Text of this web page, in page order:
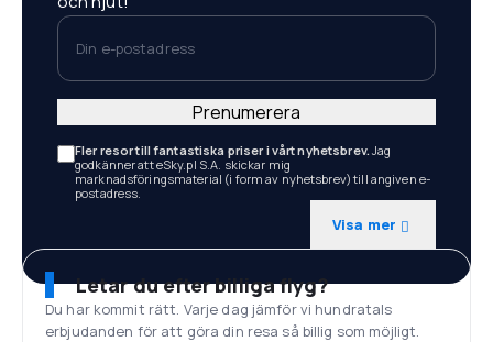
Din e-postadress
Fler resor till fantastiska priser i vårt nyhetsbrev.Jag
godkänner att eSky.pl S.A. skickar mig
marknadsföringsmaterial (i form av nyhetsbrev) till angiven e-
postadress.
Visa mer
Prenumerera
Letar du efter billiga flyg?
Du har kommit rätt. Varje dag jämför vi hundratals
erbjudanden för att göra din resa så billig som möjligt.